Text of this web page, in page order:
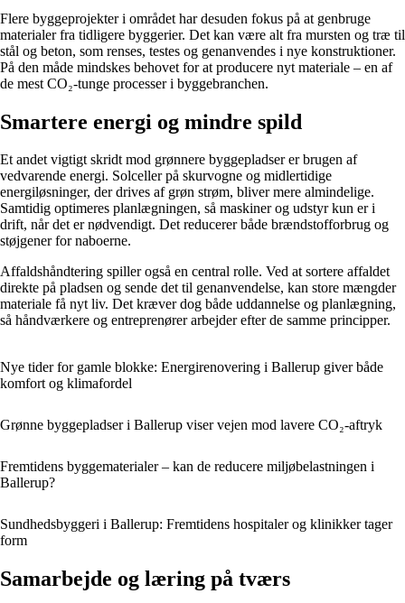
Flere byggeprojekter i området har desuden fokus på at genbruge
materialer fra tidligere byggerier. Det kan være alt fra mursten og træ til
stål og beton, som renses, testes og genanvendes i nye konstruktioner.
På den måde mindskes behovet for at producere nyt materiale – en af
de mest CO₂-tunge processer i byggebranchen.
Smartere energi og mindre spild
Et andet vigtigt skridt mod grønnere byggepladser er brugen af
vedvarende energi. Solceller på skurvogne og midlertidige
energiløsninger, der drives af grøn strøm, bliver mere almindelige.
Samtidig optimeres planlægningen, så maskiner og udstyr kun er i
drift, når det er nødvendigt. Det reducerer både brændstofforbrug og
støjgener for naboerne.
Affaldshåndtering spiller også en central rolle. Ved at sortere affaldet
direkte på pladsen og sende det til genanvendelse, kan store mængder
materiale få nyt liv. Det kræver dog både uddannelse og planlægning,
så håndværkere og entreprenører arbejder efter de samme principper.
Nye tider for gamle blokke: Energirenovering i Ballerup giver både
komfort og klimafordel
Grønne byggepladser i Ballerup viser vejen mod lavere CO₂-aftryk
Fremtidens byggematerialer – kan de reducere miljøbelastningen i
Ballerup?
Sundhedsbyggeri i Ballerup: Fremtidens hospitaler og klinikker tager
form
Samarbejde og læring på tværs